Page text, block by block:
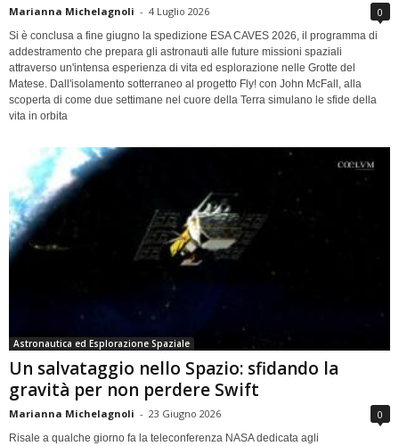
Marianna Michelagnoli - 4 Luglio 2026 0
Si è conclusa a fine giugno la spedizione ESA CAVES 2026, il programma di
addestramento che prepara gli astronauti alle future missioni spaziali
attraverso un'intensa esperienza di vita ed esplorazione nelle Grotte del
Matese. Dall'isolamento sotterraneo al progetto Fly! con John McFall, alla
scoperta di come due settimane nel cuore della Terra simulano le sfide della
vita in orbita
Astronautica ed Esplorazione Spaziale
Un salvataggio nello Spazio: sfidando la
gravità per non perdere Swift
Marianna Michelagnoli - 23 Giugno 2026 0
Risale a qualche giorno fa la teleconferenza NASA dedicata agli